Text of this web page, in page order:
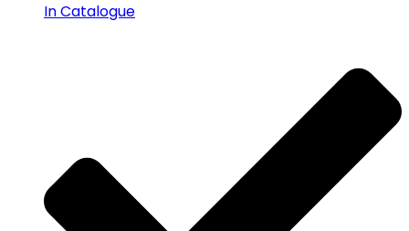
In Catalogue